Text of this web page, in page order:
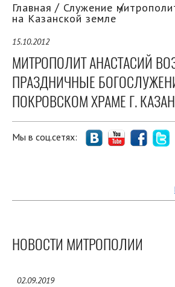
Главная Служение
на Казанской земле
15.10.2012
МИТРОПОЛИТ АНАСТАСИЙ
ПРАЗДНИЧНЫЕ
ПОКРОВСКОМ ХРАМЕ Г.
Мы в соц.сетях:
НОВОСТИ МИТРОПОЛИИ
02.09.2019